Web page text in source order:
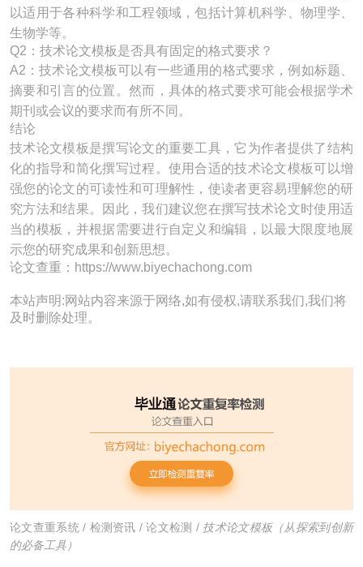
以适用于各种科学和工程领域，包括计算机科学、物理学、
生物学等。
Q2：技术论文模板是否具有固定的格式要求？
A2：技术论文模板可以有一些通用的格式要求，例如标题、
摘要和引言的位置。然而，具体的格式要求可能会根据学术
期刊或会议的要求而有所不同。
结论
技术论文模板是撰写论文的重要工具，它为作者提供了结构
化的指导和简化撰写过程。使用合适的技术论文模板可以增
强您的论文的可读性和可理解性，使读者更容易理解您的研
究方法和结果。因此，我们建议您在撰写技术论文时使用适
当的模板，并根据需要进行自定义和编辑，以最大限度地展
示您的研究成果和创新思想。
论文查重：https://www.biyechachong.com
本站声明:网站内容来源于网络,如有侵权,请联系我们,我们将
及时删除处理。
论文查重系统/ 检测资讯 /论文检测 / 技术论文模板（从探索到创新
的必备工具）